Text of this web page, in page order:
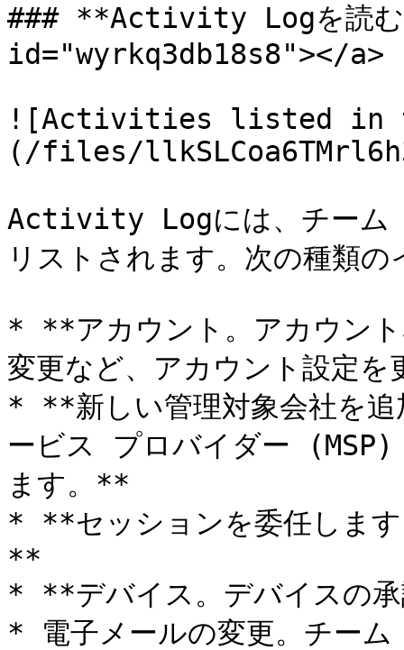
### **Activity Logを読
id="wyrkq3db18s8"></a>
![Activities listed in
(/files/
Activity Logには、チーム
リストされます。次の種類
* **アカウント。アカウン
変更など、アカウント設定
* **新しい管理対象会社を追
ービス プロバイダー (MSP)
ます。**
* **セッションを委任します
**
* **デバイス。デバイスの
* 電子メールの変更。チー